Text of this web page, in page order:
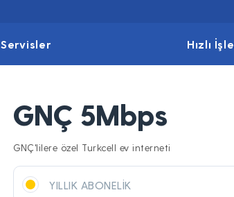
Servisler Hızlı
GNÇ 5Mbps
GNÇ'lilere özel Turkcell ev interneti
YILLIK ABONELİK